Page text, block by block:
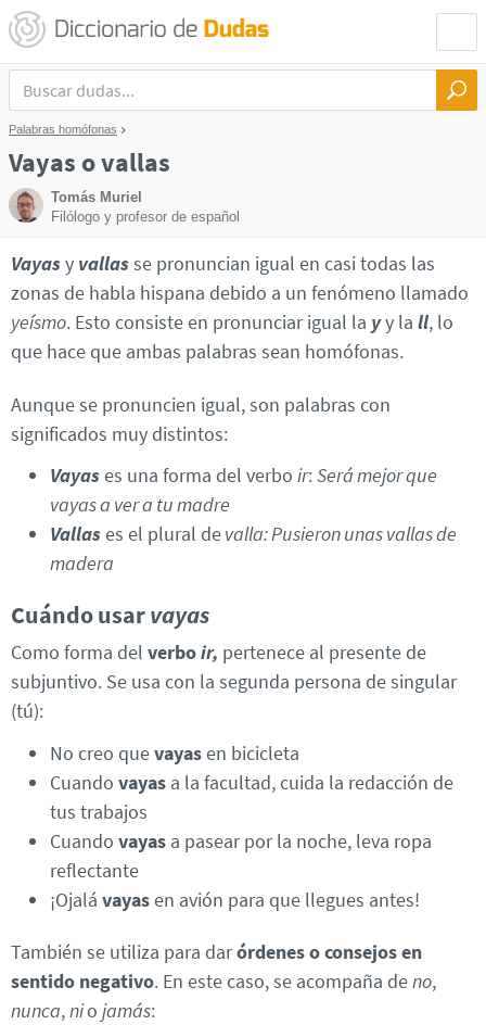
Palabras homófonas
Vayas o vallas
Tomás Muriel
Filólogo y profesor de español
Vayasy vallasse pronuncian igual en casi todas las
zonas de habla hispana debido a un fenómeno llamado
yeísmo. Esto consiste en pronunciar igual la yy la ll, lo
que hace que ambas palabras sean homófonas.
Aunque se pronuncien igual, son palabras con
significados muy distintos:
Vayases una forma del verbo ir:Será mejor que
vayas a ver a tu madre
Vallases el plural devalla: Pusieron unas vallas de
madera
Cuándo usarvayas
Como forma del verboir, pertenece al presente de
subjuntivo. Se usa con la segunda persona de singular
(tú):
No creo quevayasen bicicleta
Cuando vayas a la facultad, cuida la redacción de
tus trabajos
Cuando vayas a pasear por la noche, leva ropa
reflectante
¡Ojalá vayasen avión para que llegues antes!
También se utiliza para darórdenes o consejos en
sentido negativo. En este caso, se acompaña deno,
nunca,nio jamás: